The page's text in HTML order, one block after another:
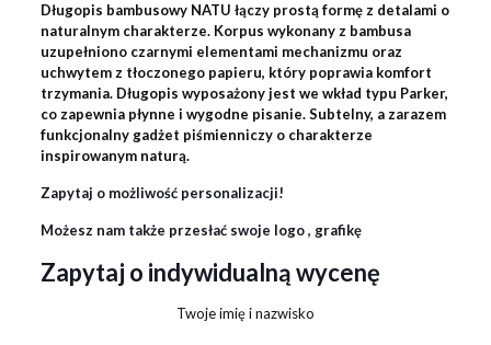
Długopis bambusowy NATU łączy prostą formę z detalami o
naturalnym charakterze. Korpus wykonany z bambusa
uzupełniono czarnymi elementami mechanizmu oraz
uchwytem z tłoczonego papieru, który poprawia komfort
trzymania. Długopis wyposażony jest we wkład typu Parker,
co zapewnia płynne i wygodne pisanie. Subtelny, a zarazem
funkcjonalny gadżet piśmienniczy o charakterze
inspirowanym naturą.
Zapytaj o możliwość personalizacji!
Możesz nam także przesłać swoje logo , grafikę
Zapytaj o indywidualną wycenę
Twoje imię i nazwisko